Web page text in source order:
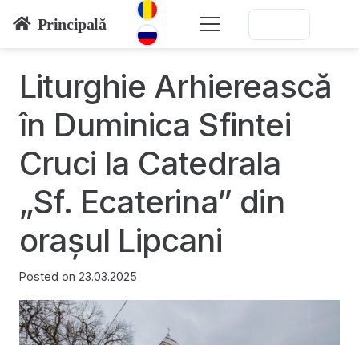
Principală
Liturghie Arhierească
în Duminica Sfintei
Cruci la Catedrala
„Sf. Ecaterina” din
orașul Lipcani
Posted on 23.03.2025